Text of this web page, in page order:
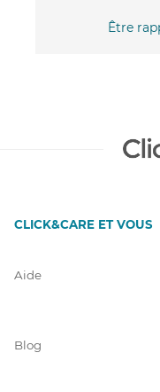
Être
CLICK&CARE ET VOUS
Aide
Blog